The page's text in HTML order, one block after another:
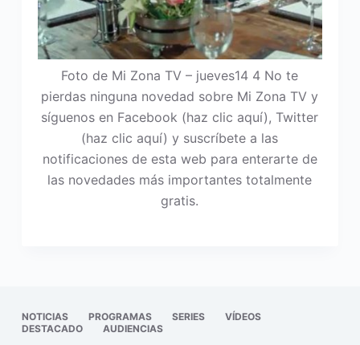
Foto de Mi Zona TV – jueves14 4 No te
pierdas ninguna novedad sobre Mi Zona TV y
síguenos en Facebook (haz clic aquí), Twitter
(haz clic aquí) y suscríbete a las
notificaciones de esta web para enterarte de
las novedades más importantes totalmente
gratis.
NOTICIAS PROGRAMAS SERIES
VÍDEOS
DESTACADO
AUDIENCIAS